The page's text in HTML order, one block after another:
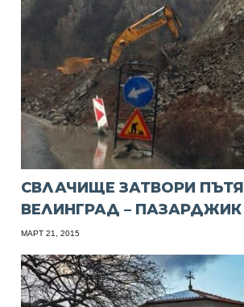
СВЛАЧИЩЕ ЗАТВОРИ ПЪТЯ
ВЕЛИНГРАД – ПАЗАРДЖИК
МАРТ 21, 2015